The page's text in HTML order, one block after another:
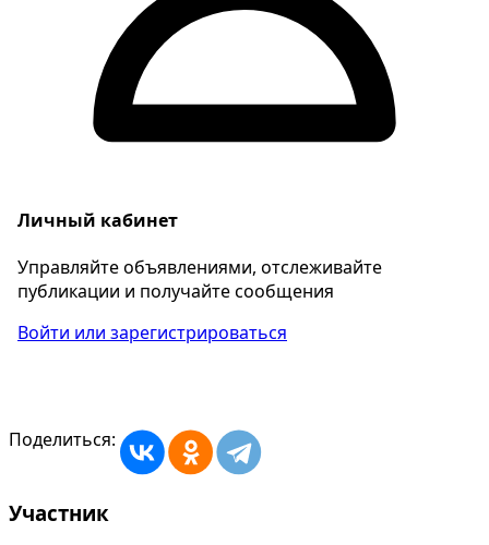
Личный кабинет
Управляйте объявлениями, отслеживайте
публикации и получайте сообщения
Войти или зарегистрироваться
Поделиться:
Участник